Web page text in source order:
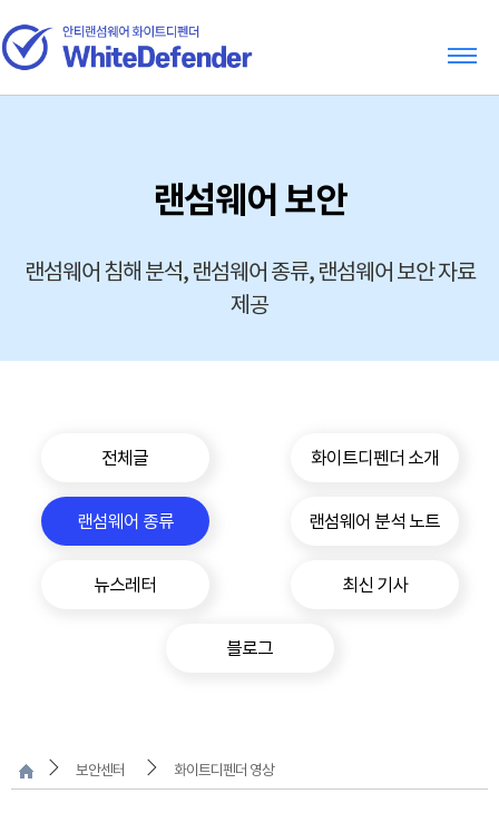
랜섬웨어 보안
랜섬웨어 침해 분석, 랜섬웨어 종류, 랜섬웨어 보안 자료
제공
전체글 화이트디펜더 소개
랜섬웨어 종류 랜섬웨어 분석 노트
뉴스레터 최신 기사
블로그
보안센터 화이트디펜더 영상